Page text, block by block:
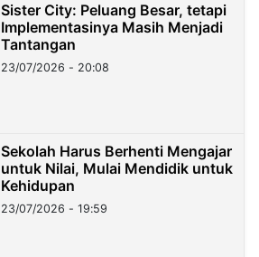
Sister City: Peluang Besar, tetapi
Implementasinya Masih Menjadi
Tantangan
23/07/2026 - 20:08
Sekolah Harus Berhenti Mengajar
untuk Nilai, Mulai Mendidik untuk
Kehidupan
23/07/2026 - 19:59